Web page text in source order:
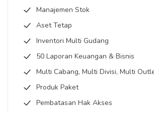
Manajemen Stok
Aset Tetap
Inventori Multi Gudang
50 Laporan Keuangan & Bisnis
Multi Cabang, Multi Divisi, Multi
Produk Paket
Pembatasan Hak Akses